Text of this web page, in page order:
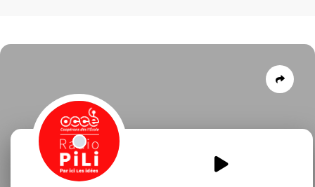
CONTACT
amouramitieCE2Beychac.mp3